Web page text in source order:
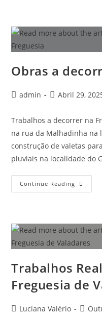
Obras a
admin Abril 29,
Trabalhos a decorrer na
na rua da Malhadinha na
construção de valetas
pluviais na localidade do
Continue Reading
Trabalhos
Freguesia de
Luciana Valério